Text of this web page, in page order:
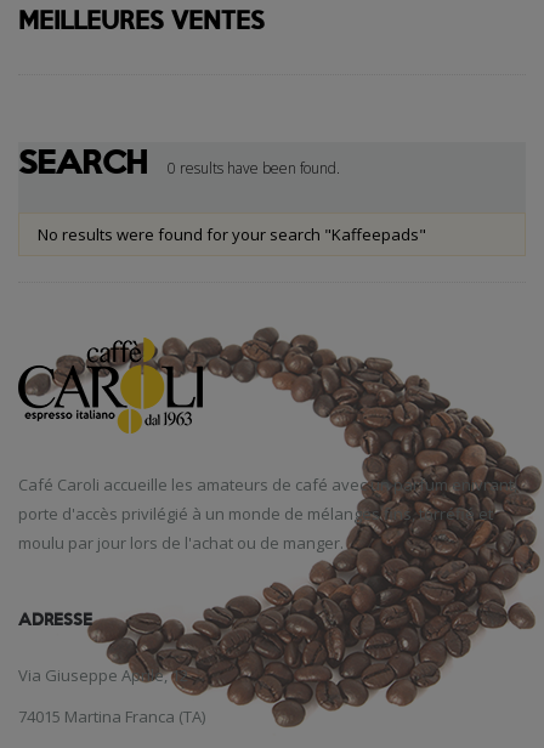
MEILLEURES VENTES
SEARCH 0 results have been found.
No results were found for your search "Kaffeepads"
Café Caroli accueille les amateurs de café avec un parfum enivrant,
porte d'accès privilégié à un monde de mélanges fins,torréfié et
moulu par jour lors de l'achat ou de manger.
ADRESSE
Via Giuseppe Aprile, 12
74015 Martina Franca (TA)